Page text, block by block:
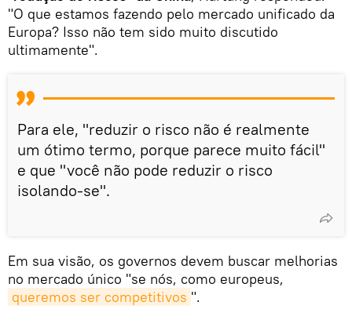
"O que estamos fazendo pelo mercado unificado da
Europa? Isso não tem sido muito discutido
ultimamente".
Para ele, "reduzir o risco não é realmente
um ótimo termo, porque parece muito fácil"
e que "você não pode reduzir o risco
isolando-se".
Em sua visão, os governos devem buscar melhorias
no mercado único "se nós, como europeus,
queremos ser competitivos ".